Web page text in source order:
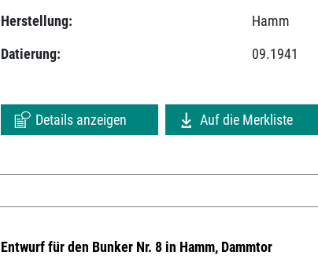
Herstellung:
Hamm
Datierung:
09.1941
Details anzeigen Auf die Merkliste
Entwurf für den Bunker Nr. 8 in Hamm, Dammtor